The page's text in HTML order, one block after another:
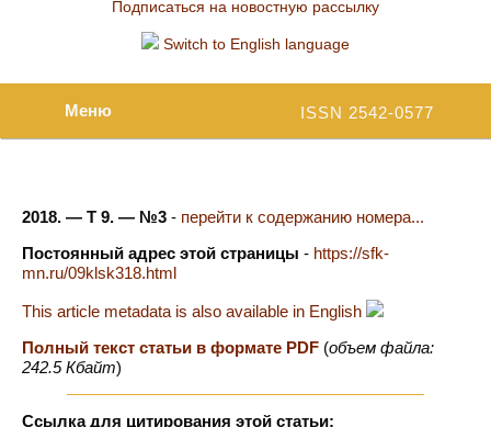
Подписаться на новостную рассылку
Switch to English language
ISSN 2542-0577
Меню
2018. — Т 9. — №3 - перейти к содержанию номера...
Постоянный адрес этой страницы - https://sfk-
mn.ru/09klsk318.html
This article metadata is also available in English
Полный текст статьи в формате PDF (объем файла:
242.5 Кбайт)
Ссылка для цитирования этой статьи: